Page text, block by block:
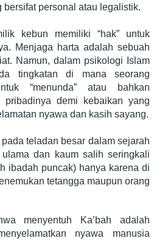
bersifat personal atau legalistik.
kebun memiliki “hak” untuk
Menjaga harta adalah sebuah
Namun, dalam psikologi Islam
tingkatan di mana seorang
“menunda” atau bahkan
pribadinya demi kebaikan yang
nyawa dan kasih sayang.
teladan besar dalam sejarah
dan kaum salih seringkali
ibadah puncak) hanya karena di
tetangga maupun orang
menyentuh Ka’bah adalah
nyawa manusia